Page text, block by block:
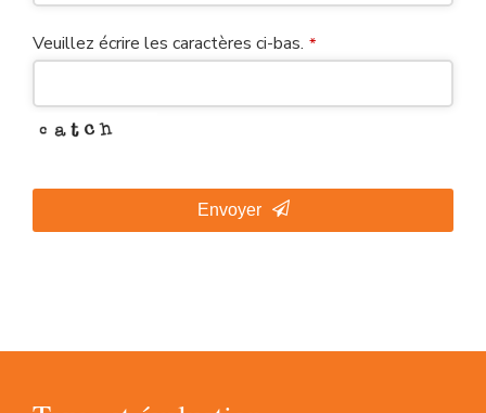
Veuillez écrire les caractères ci-bas. *
Envoyer